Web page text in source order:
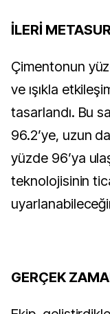
İLERİ
Çimentonun
ve ışıkla
tasarlandı. Bu
96.2’ye, uzun
yüzde 96’ya
teknolojisinin
GERÇEK